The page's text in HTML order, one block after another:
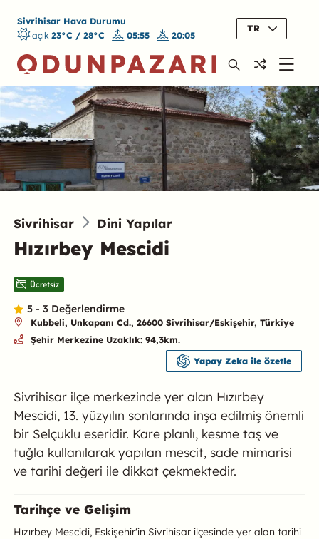
Sivrihisar Hava Durumu
açık 23°C / 28°C 05:55 20:05
TR
Sivrihisar Dini Yapılar
Hızırbey Mescidi
Sivrihisar ilçe merkezinde yer alan Hızırbey
Mescidi, 13. yüzyılın sonlarında inşa edilmiş önemli
bir Selçuklu eseridir. Kare planlı, kesme taş ve
tuğla kullanılarak yapılan mescit, sade mimarisi
ve tarihi değeri ile dikkat çekmektedir.
Ücretsiz
5 - 3 Değerlendirme
Kubbeli, Unkapanı Cd., 26600 Sivrihisar/Eskişehir, Türkiye
Şehir Merkezine Uzaklık: 94,3km.
Yapay Zeka ile özetle
Hızırbey Mescidi Hakkında
Tarihçe ve Gelişim
Hızırbey Mescidi, Eskişehir'in Sivrihisar ilçesinde yer alan tarihi